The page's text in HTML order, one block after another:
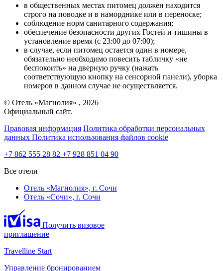
в общественных местах питомец должен находится
строго на поводке и в наморднике или в переноске;
соблюдение норм санитарного содержания;
обеспечение безопасности других Гостей и тишины в
установление время (с 23:00 до 07:00);
в случае, если питомец остается один в номере,
обязательно необходимо повесить табличку «не
беспокоить» на дверную ручку (нажать
соответствующую кнопку на сенсорной панели), уборка
номеров в данном случае не осуществляется.
© Отель «Магнолия» , 2026
Официальный сайт.
Правовая информация Политика обработки персональных
данных Политика использования файлов cookie
+7 862 555 28 82 +7 928 851 04 90
Все отели
Отель «Магнолия», г. Сочи
Отель «Сочи», г. Сочи
Получить визовое
приглашение
Travelline Start
Управление бронированием